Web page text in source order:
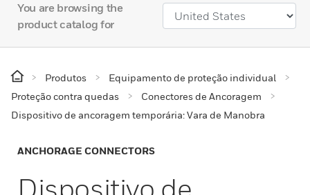
You are browsing the
product catalog for
Produtos
Equipamento de proteção individual
Proteção contra quedas
Conectores de Ancoragem
Dispositivo de ancoragem temporária: Vara de Manobra
ANCHORAGE CONNECTORS
Dispositivo de